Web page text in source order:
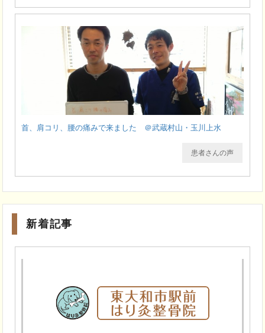
首、肩コリ、腰の痛みで来ました ＠武蔵村山・玉川上水
患者さんの声
新着記事